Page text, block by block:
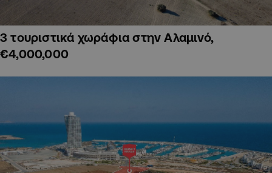
3 τουριστικά χωράφια στην Αλαμινό,
€4,000,000